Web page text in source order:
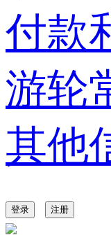
付款
游轮
其他
登录 注册